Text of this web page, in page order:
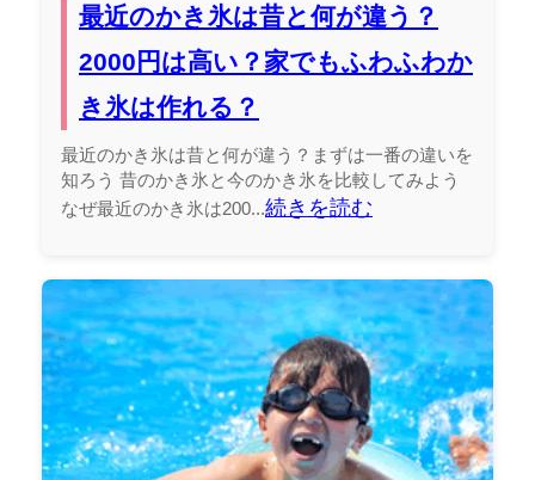
最近のかき氷は昔と何が違う？
2000円は高い？家でもふわふわか
き氷は作れる？
最近のかき氷は昔と何が違う？まずは一番の違いを
知ろう 昔のかき氷と今のかき氷を比較してみよう
なぜ最近のかき氷は200...続きを読む